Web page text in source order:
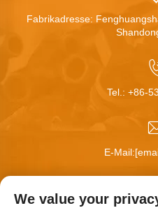
Fabrikadresse:
Tel.: +86-
E-Mail:
Copyright © Qingzhou
We value your